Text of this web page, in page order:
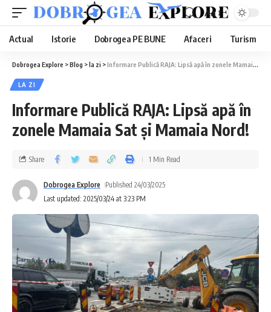
Aa
Actual Istorie Dobrogea PE BUNE Afaceri Turism
Dobrogea Explore >Blog >la zi >Informare Publică RAJA: Lipsă apă în zonele Mamaia Sat și Mamaia Nord!
LA ZI
Informare Publică RAJA: Lipsă apă în
zonele Mamaia Sat și Mamaia Nord!
Last updated: 2025/03/24 at 3:23 PM
Dobrogea Explore Published 24/03/2025
Share 1 Min Read